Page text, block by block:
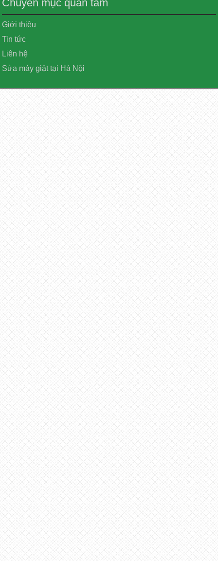
Chuyên mục quan tâm
Giới thiệu
Tin tức
Liên hệ
Sửa máy giặt tại Hà Nội